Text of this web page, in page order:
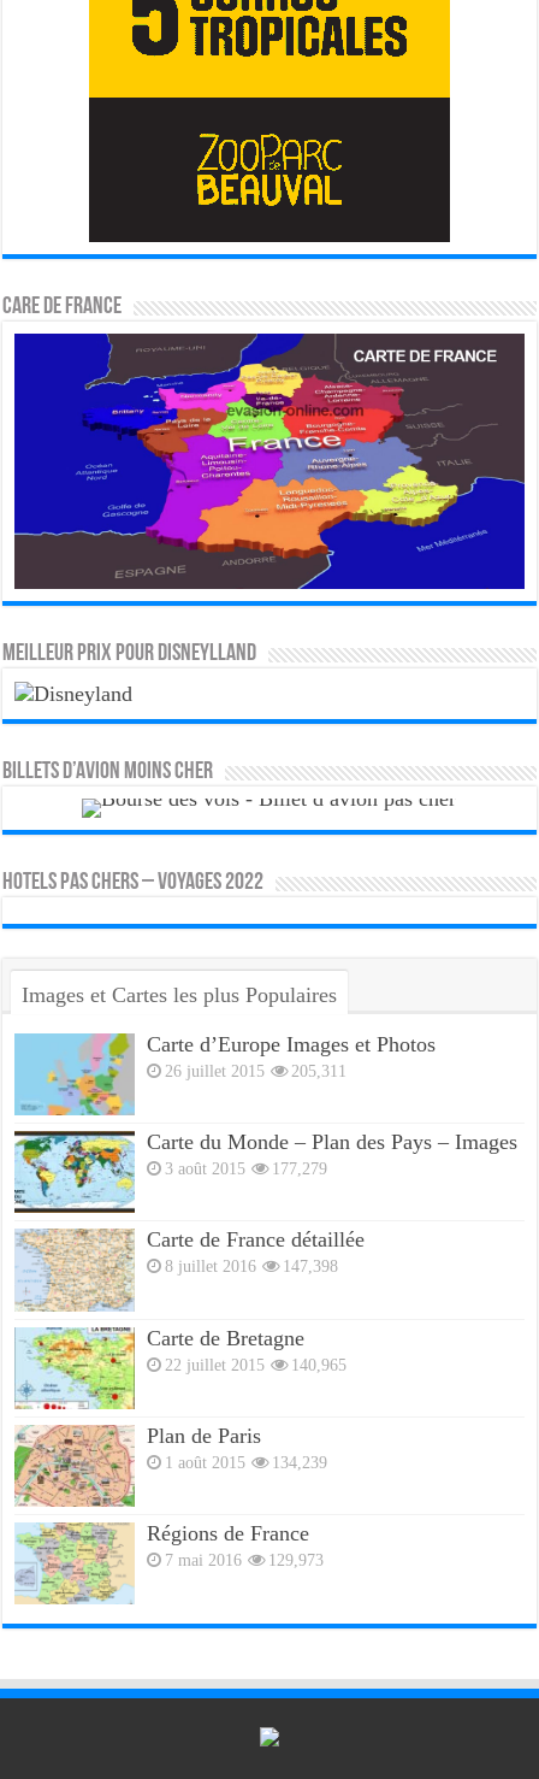
CARE DE FRANCE
MEILLEUR PRIX POUR DISNEYLLAND
Billets d’avion moins cher
HOTELS PAS CHERS – VOYAGES 2022
Images et Cartes les plus Populaires
Carte d’Europe Images et Photos
26 juillet 2015 205,311
Carte du Monde – Plan des Pays – Images
3 août 2015 177,279
Carte de France détaillée
8 juillet 2016 147,398
Carte de Bretagne
22 juillet 2015 140,965
Plan de Paris
1 août 2015 134,239
Régions de France
7 mai 2016 129,973